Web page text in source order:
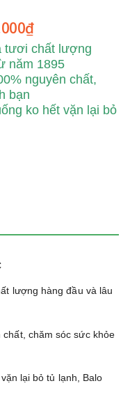
₫
tươi chất lượng
năm 1895
nguyên chất,
bạn
ko hết vặn lại bỏ
lượng hàng đầu và lâu
chăm sóc sức khỏe
lại bỏ tủ lạnh, Balo